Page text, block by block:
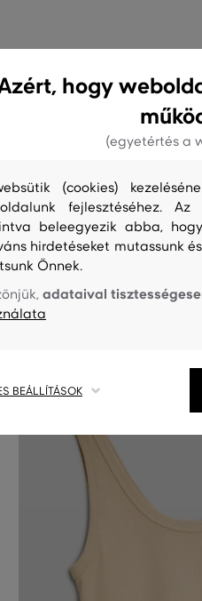
TISZTÍTÁS
hogy
(egyetértés a
(cookies)
fejlesztéséhez.
beleegyezik abba,
hirdetéseket mutassunk
Önnek.
adataival
BEÁLLÍTÁSOK